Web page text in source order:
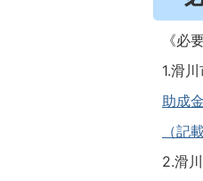
《必
1.滑
助成
（記
2.滑